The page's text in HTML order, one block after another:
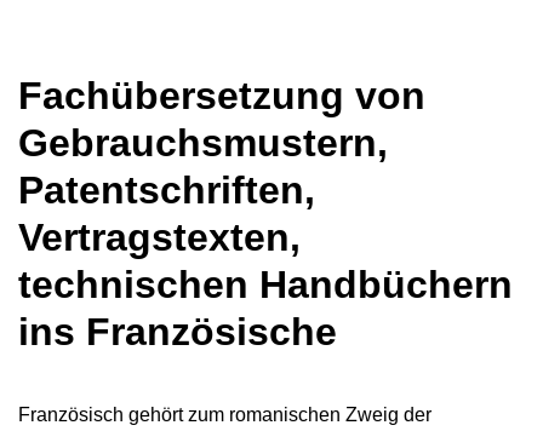
Fachübersetzung von
Gebrauchsmustern,
Patentschriften,
Vertragstexten,
technischen Handbüchern
ins Französische
Französisch gehört zum romanischen Zweig der